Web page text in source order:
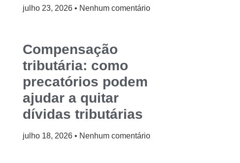
julho 23, 2026 Nenhum comentário
Compensação
tributária: como
precatórios podem
ajudar a quitar
dívidas tributárias
julho 18, 2026 Nenhum comentário